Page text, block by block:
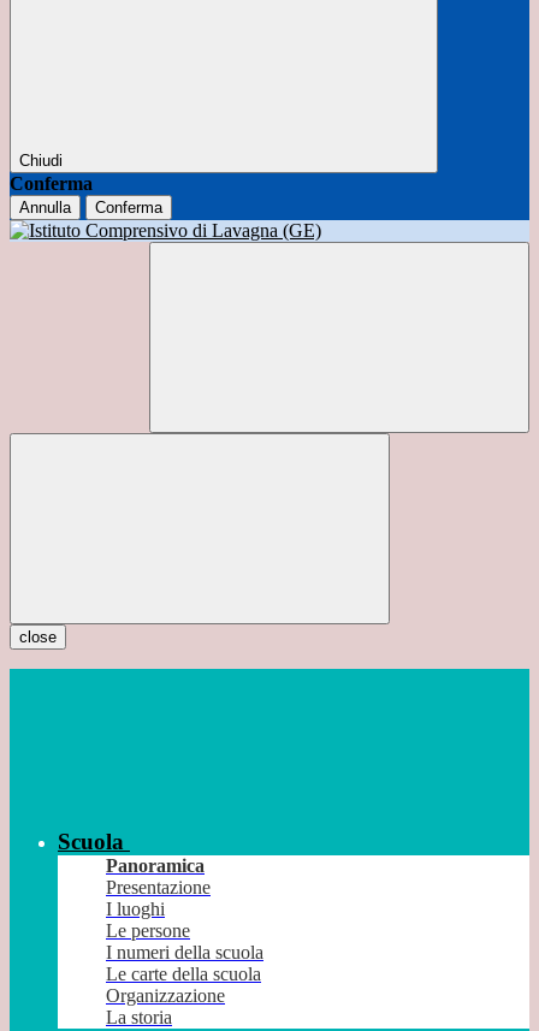
Chiudi
Conferma
Annulla Conferma
close
Scuola
Panoramica
Presentazione
I luoghi
Le persone
I numeri della scuola
Le carte della scuola
Organizzazione
La storia